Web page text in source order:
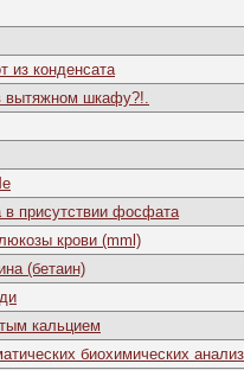
из конденсата
вытяжном шкафу?!.
присутствии фосфата
крови (mml)
(бетаин)
кальцием
биохимических